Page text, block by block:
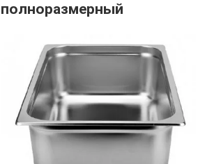
полноразмерный